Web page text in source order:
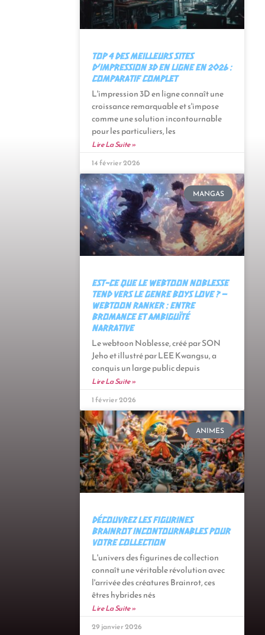
Top 4 des meilleurs sites
d’impression 3D en ligne en 2026 :
Comparatif complet
L'impression 3D en ligne connaît une
croissance remarquable et s'impose
comme une solution incontournable
pour les particuliers, les
Lire La Suite »
14 février 2026
MANGAS
Est-ce que le webtoon Noblesse
tend vers le genre Boys Love ? –
Webtoon Ranker : Entre
bromance et ambiguïté
narrative
Le webtoon Noblesse, créé par SON
Jeho et illustré par LEE Kwangsu, a
conquis un large public depuis
Lire La Suite »
1 février 2026
ANIMES
Découvrez les figurines
Brainrot incontournables pour
votre collection
L'univers des figurines de collection
connaît une véritable révolution avec
l'arrivée des créatures Brainrot, ces
êtres hybrides nés
Lire La Suite »
29 janvier 2026